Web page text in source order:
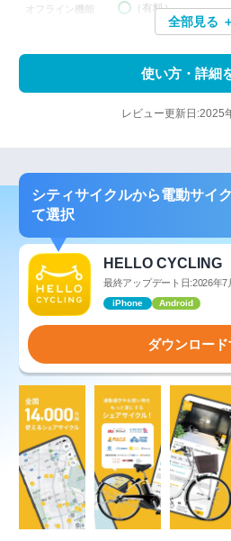
オフライン機能 （有料）
全部見る
使い方・詳細
レビュー更新日:2025
シティサイクルから電動サイ
て選択
HELLO CYCLING
最終アップデート日:2026年7
iPhone Android
ダウンロード